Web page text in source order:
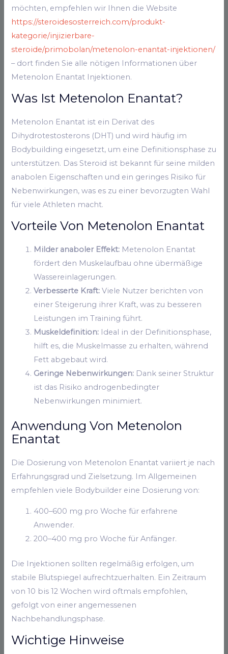
möchten, empfehlen wir Ihnen die Website
https://steroidesosterreich.com/produkt-
kategorie/injizierbare-
steroide/primobolan/metenolon-enantat-injektionen/
– dort finden Sie alle nötigen Informationen über
Metenolon Enantat Injektionen.
Was Ist Metenolon Enantat?
Metenolon Enantat ist ein Derivat des
Dihydrotestosterons (DHT) und wird häufig im
Bodybuilding eingesetzt, um eine Definitionsphase zu
unterstützen. Das Steroid ist bekannt für seine milden
anabolen Eigenschaften und ein geringes Risiko für
Nebenwirkungen, was es zu einer bevorzugten Wahl
für viele Athleten macht.
Vorteile Von Metenolon Enantat
Milder anaboler Effekt: Metenolon Enantat
fördert den Muskelaufbau ohne übermäßige
Wassereinlagerungen.
Verbesserte Kraft: Viele Nutzer berichten von
einer Steigerung ihrer Kraft, was zu besseren
Leistungen im Training führt.
Muskeldefinition: Ideal in der Definitionsphase,
hilft es, die Muskelmasse zu erhalten, während
Fett abgebaut wird.
Geringe Nebenwirkungen: Dank seiner Struktur
ist das Risiko androgenbedingter
Nebenwirkungen minimiert.
Anwendung Von Metenolon
Enantat
Die Dosierung von Metenolon Enantat variiert je nach
Erfahrungsgrad und Zielsetzung. Im Allgemeinen
empfehlen viele Bodybuilder eine Dosierung von:
400–600 mg pro Woche für erfahrene
Anwender.
200–400 mg pro Woche für Anfänger.
Die Injektionen sollten regelmäßig erfolgen, um
stabile Blutspiegel aufrechtzuerhalten. Ein Zeitraum
von 10 bis 12 Wochen wird oftmals empfohlen,
gefolgt von einer angemessenen
Nachbehandlungsphase.
Wichtige Hinweise